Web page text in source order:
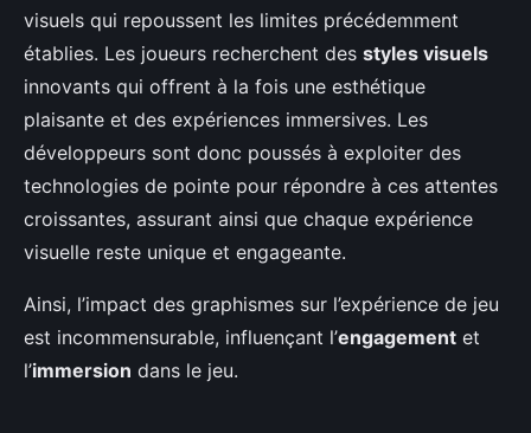
visuels qui repoussent les limites précédemment
établies. Les joueurs recherchent des styles visuels
innovants qui offrent à la fois une esthétique
plaisante et des expériences immersives. Les
développeurs sont donc poussés à exploiter des
technologies de pointe pour répondre à ces attentes
croissantes, assurant ainsi que chaque expérience
visuelle reste unique et engageante.
Ainsi, l’impact des graphismes sur l’expérience de jeu
est incommensurable, influençant l’engagement et
l’immersion dans le jeu.